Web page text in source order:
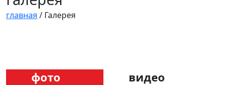
главная / Галерея
фото видео